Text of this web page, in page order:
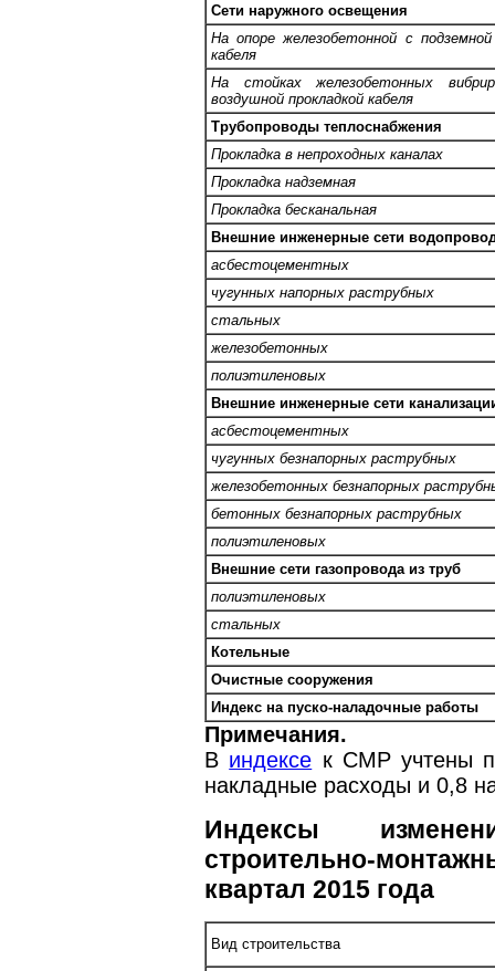
Сети наружного освещения
На опоре железобетонной с подземной
кабеля
На стойках железобетонных
воздушной прокладкой кабеля
Трубопроводы теплоснабжения
Прокладка в непроходных каналах
Прокладка надземная
Прокладка бесканальная
Внешние инженерные сети
асбестоцементных
чугунных напорных раструбных
стальных
железобетонных
полиэтиленовых
Внешние инженерные сети
асбестоцементных
чугунных безнапорных раструбных
железобетонных безнапорных
бетонных безнапорных раструбных
полиэтиленовых
Внешние сети газопровода из труб
полиэтиленовых
стальных
Котельные
Очистные сооружения
Индекс на пуско-наладочные работы
Примечания.
В индексе к СМР учтены
накладные расходы и 0,8
Индексы
строительно-
квартал 2015 года
Вид строительства